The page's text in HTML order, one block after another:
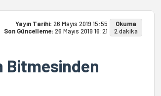
Yayın Tarihi: 26 Mayıs 2019 15:55
Son Güncelleme: 26 Mayıs 2019 16:21
Okuma
2 dakika
Bitmesinden